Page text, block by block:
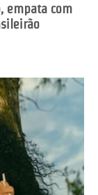
empata com